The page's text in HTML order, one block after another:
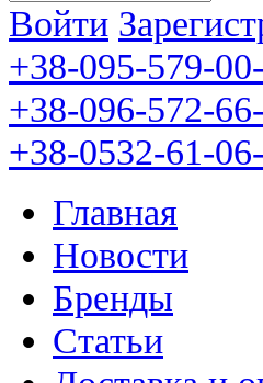
Войти
+38-095-579-
+38-096-572-
+38-0532-61-
Главная
Новости
Бренды
Статьи